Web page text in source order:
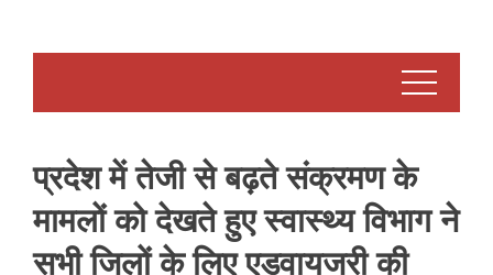
प्रदेश में तेजी से बढ़ते संक्रमण के
मामलों को देखते हुए स्वास्थ्य विभाग ने
सभी जिलों के लिए एडवायजरी की